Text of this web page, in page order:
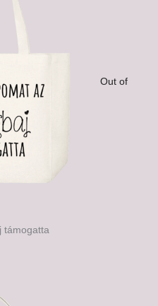
Out of
támogatta